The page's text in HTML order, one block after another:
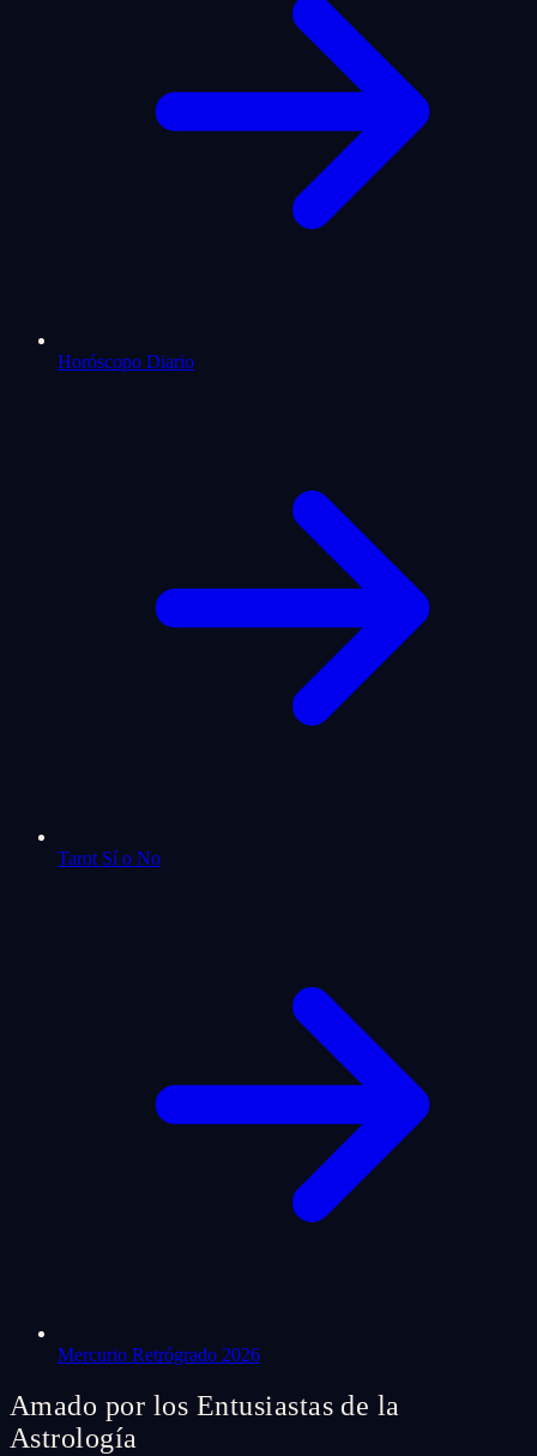
Horóscopo Diario
Tarot Sí o No
Mercurio Retrógrado 2026
Amado por los Entusiastas de la
Astrología